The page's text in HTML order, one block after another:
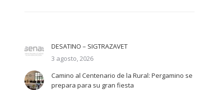
DESATINO – SIGTRAZAVET
3 agosto, 2026
Camino al Centenario de la Rural: Pergamino se
prepara para su gran fiesta